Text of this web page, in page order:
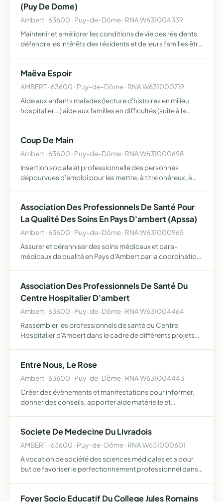
(Puy De Dome)
Ambert · 63600 · Puy-de-Dôme · RNA W631004339
Maintenir et améliorer les conditions de vie des résidents
défendre les intérêts des résidents et de leurs familles être
Maëva Espoir
AMBERT · 63600 · Puy-de-Dôme · RNA W631000719
Aide aux enfants malades (lecture d'histoires en milieu
hospitalier...) aide aux familles en difficultés (suite à la
Coup De Main
Ambert · 63600 · Puy-de-Dôme · RNA W631000698
Insertion sociale et professionnelle des personnes
dépourvues d'emploi pour les mettre, à titre onéreux, à
travail à du…
Association Des Professionnels De Santé Pour
La Qualité Des Soins En Pays D'ambert (Apssa)
Ambert · 63600 · Puy-de-Dôme · RNA W631000965
Assurer et pérenniser des soins médicaux et para-
médicaux de qualité en Pays d'Ambert par la coordination
Association Des Professionnels De Santé Du
Centre Hospitalier D'ambert
Ambert · 63600 · Puy-de-Dôme · RNA W631004464
Rassembler les professionnels de santé du Centre
Hospitalier d'Ambert dans le cadre de différents projets
manifesta…
Entre Nous, Le Rose
Ambert · 63600 · Puy-de-Dôme · RNA W631004443
Créer des évènements et manifestations pour informer,
donner des conseils, apporter aide matérielle et
en pa…
Societe De Medecine Du Livradois
AMBERT · 63600 · Puy-de-Dôme · RNA W631000601
A vocation de société des sciences médicales et a pour
but de favoriser le perfectionnement professionnel dans
Foyer Socio Educatif Du College Jules Romains